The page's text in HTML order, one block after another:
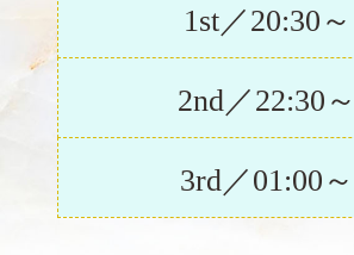
1st／20:30～
2nd／22:30～
3rd／01:00～